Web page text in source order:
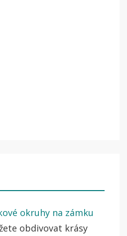
okruhy na zámku
obdivovat krásy